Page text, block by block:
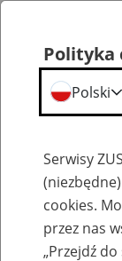
Komunikaty
Polityka
Polski
Serwisy
cookies.
przez nas
„Przejdź